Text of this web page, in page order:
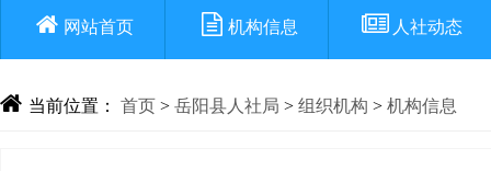
网站首页 机构信息 人社动态
当前位置： 首页 > 岳阳县人社局 > 组织机构 > 机构信息